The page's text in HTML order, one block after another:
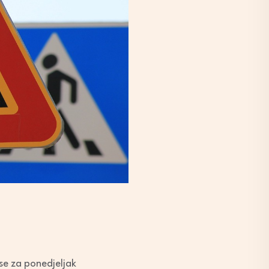
za ponedjeljak